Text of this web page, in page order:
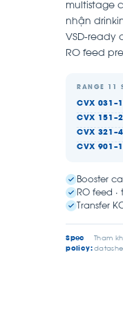
multistage
nhận
VSD-ready
RO feed
RANGE 11
CVX
CVX
CVX
CVX
Booster
RO feed
Transfer
Spec
policy:
Tham